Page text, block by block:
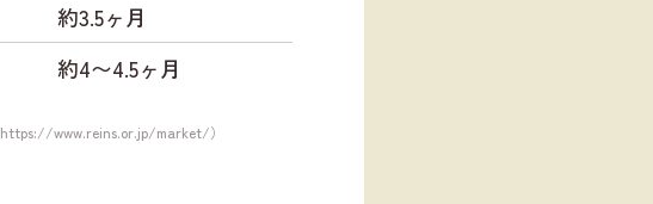
約3.5ヶ月
約4〜4.5ヶ月
https://www.reins.or.jp/market/）